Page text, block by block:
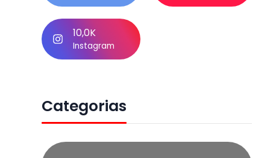
10,0K
Instagram
Categorias